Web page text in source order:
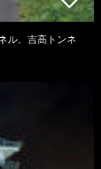
ル、吉高トンネ